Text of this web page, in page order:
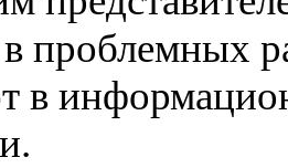
в проблемных
в